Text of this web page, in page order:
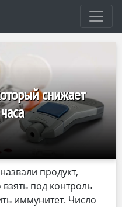
снижает
продукт,
под контроль
иммунитет. Число